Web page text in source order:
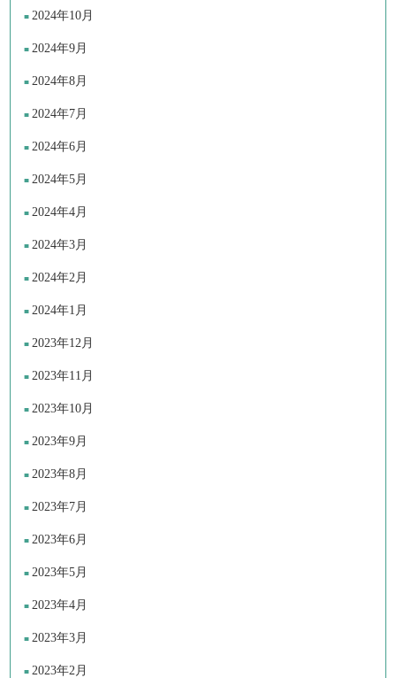
2024年10月
2024年9月
2024年8月
2024年7月
2024年6月
2024年5月
2024年4月
2024年3月
2024年2月
2024年1月
2023年12月
2023年11月
2023年10月
2023年9月
2023年8月
2023年7月
2023年6月
2023年5月
2023年4月
2023年3月
2023年2月